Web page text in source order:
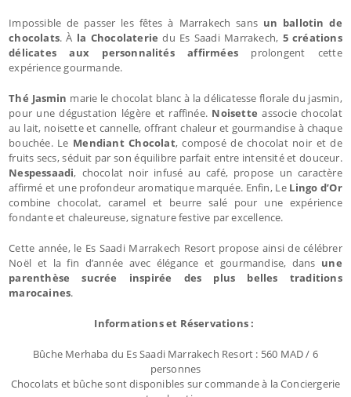
Impossible de passer les fêtes à Marrakech sans un ballotin de
chocolats. À la Chocolateriedu Es Saadi Marrakech, 5 créations
délicates aux personnalités affirmées prolongent cette
expérience gourmande.
Thé Jasmin marie le chocolat blanc à la délicatesse florale du jasmin,
pour une dégustation légère et raffinée. Noisette associe chocolat
au lait, noisette et cannelle, offrant chaleur et gourmandise à chaque
bouchée. Le Mendiant Chocolat, composé de chocolat noir et de
fruits secs, séduit par son équilibre parfait entre intensité et douceur.
Nespessaadi, chocolat noir infusé au café, propose un caractère
affirmé et une profondeur aromatique marquée. Enfin, Le Lingo d’Or
combine chocolat, caramel et beurre salé pour une expérience
fondante et chaleureuse, signature festive par excellence.
Cette année, le Es Saadi Marrakech Resort propose ainsi de célébrer
Noël et la fin d’année avec élégance et gourmandise, dans une
parenthèse sucrée inspirée des plus belles traditions
marocaines.
Informations et Réservations :
Bûche Merhaba du Es Saadi Marrakech Resort : 560 MAD / 6
personnes
Chocolats et bûche sont disponibles sur commande à la Conciergerie